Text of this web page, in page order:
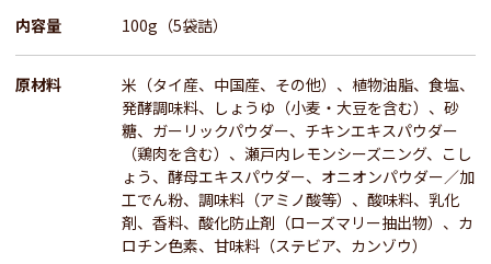
内容量 100g（5袋詰）
原材料
米（タイ産、中国産、その他）、植物油脂、食塩、
発酵調味料、しょうゆ（小麦・大豆を含む）、砂
糖、ガーリックパウダー、チキンエキスパウダー
（鶏肉を含む）、瀬戸内レモンシーズニング、こし
ょう、酵母エキスパウダー、オニオンパウダー／加
工でん粉、調味料（アミノ酸等）、酸味料、乳化
剤、香料、酸化防止剤（ローズマリー抽出物）、カ
ロチン色素、甘味料（ステビア、カンゾウ）